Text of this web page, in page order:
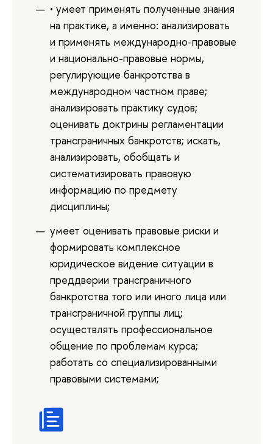
• умеет применять полученные знания
на практике, а именно: анализировать
и применять международно-правовые
и национально-правовые нормы,
регулирующие банкротства в
международном частном праве;
анализировать практику судов;
оценивать доктрины регламентации
трансграничных банкротств; искать,
анализировать, обобщать и
систематизировать правовую
информацию по предмету
дисциплины;
умеет оценивать правовые риски и
формировать комплексное
юридическое видение ситуации в
преддверии трансграничного
банкротства того или иного лица или
трансграничной группы лиц;
осуществлять профессиональное
общение по проблемам курса;
работать со специализированными
правовыми системами;